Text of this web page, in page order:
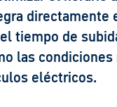
tiempo de
las
eléctricos.